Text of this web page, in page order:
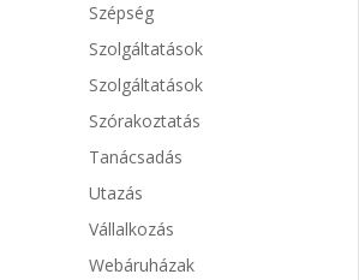
Szépség
Szolgáltatások
Szolgáltatások
Szórakoztatás
Tanácsadás
Utazás
Vállalkozás
Webáruházak